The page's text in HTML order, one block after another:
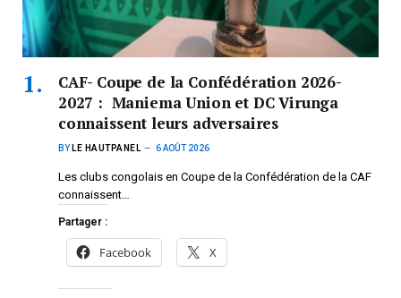
CAF- Coupe de la Confédération 2026-
2027 : Maniema Union et DC Virunga
connaissent leurs adversaires
BY LE HAUTPANEL 6 AOÛT 2026
Les clubs congolais en Coupe de la Confédération de la CAF
connaissent…
Partager :
Facebook X